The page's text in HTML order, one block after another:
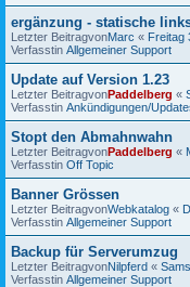
ergänzung - statische
Letzter BeitragvonMarc « Freitag
Verfasstin Allgemeiner Support
Update auf Version 1.23
Letzter BeitragvonPaddelberg «
Verfasstin Ankündigungen/
Stopt den Abmahnwahn
Letzter BeitragvonPaddelberg «
Verfasstin Off Topic
Banner Grössen
Letzter BeitragvonWebkatalog «
Verfasstin Allgemeiner Support
Backup für Serverumzug
Letzter BeitragvonNilpferd «
Verfasstin Allgemeiner Support